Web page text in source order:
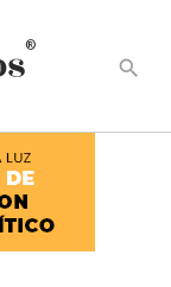
®
search